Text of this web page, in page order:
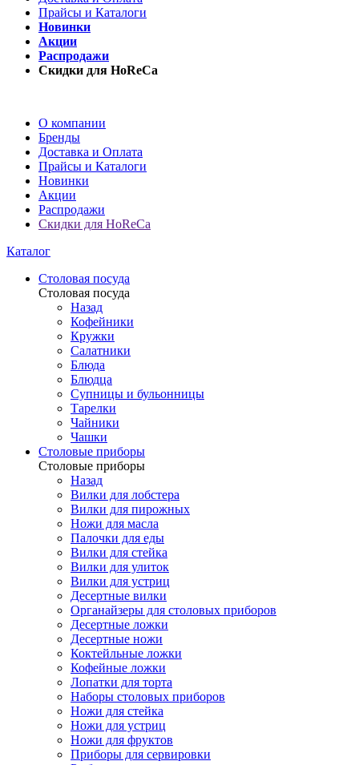
Прайсы и Каталоги
Новинки
Акции
Распродажи
Скидки для HoReCa
О компании
Бренды
Доставка и Оплата
Прайсы и Каталоги
Новинки
Акции
Распродажи
Скидки для HoReCa
Каталог
Столовая посуда
Столовая посуда
Назад
Кофейники
Кружки
Салатники
Блюда
Блюдца
Супницы и бульонницы
Тарелки
Чайники
Чашки
Cтоловые приборы
Cтоловые приборы
Назад
Вилки для лобстера
Вилки для пирожных
Ножи для масла
Палочки для еды
Вилки для стейка
Вилки для улиток
Вилки для устриц
Десертные вилки
Органайзеры для столовых приборов
Десертные ложки
Десертные ножи
Коктейльные ложки
Кофейные ложки
Лопатки для торта
Наборы столовых приборов
Ножи для стейка
Ножи для устриц
Ножи для фруктов
Приборы для сервировки